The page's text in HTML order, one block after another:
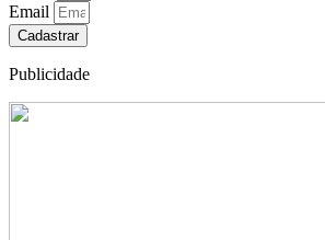
Email
Cadastrar
Publicidade